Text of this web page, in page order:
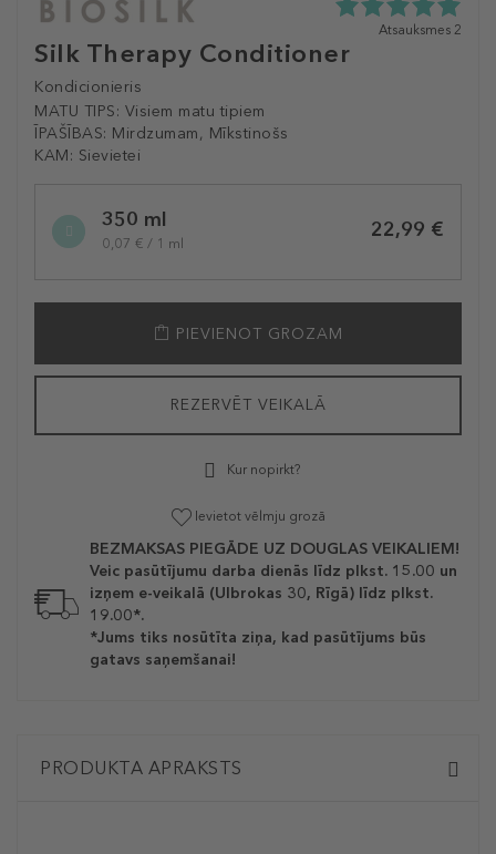
Silk Therapy Conditioner
Kondicionieris
MATU TIPS: Visiem matu tipiem
ĪPAŠĪBAS: Mirdzumam, Mīkstinošs
KAM: Sievietei
5.0
Atsauksmes 2
variation350 ml
0,07 € / 1 ml
22,99 €
PIEVIENOT GROZAM
REZERVĒT VEIKALĀ
Kur nopirkt?
Ievietot vēlmju grozā
BEZMAKSAS PIEGĀDE UZ DOUGLAS VEIKALIEM!
Veic pasūtījumu darba dienās līdz plkst. 15.00 un
izņem e-veikalā (Ulbrokas 30, Rīgā) līdz plkst.
19.00*.
*Jums tiks nosūtīta ziņa, kad pasūtījums būs
gatavs saņemšanai!
PRODUKTA APRAKSTS